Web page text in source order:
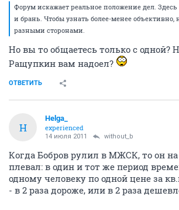
Форум искажает реальное положение дел.
и брань. Чтобы узнать более-менее объективно,
разными сторонами.
Но вы то общаетесь только с одной?
Ращупкин вам надоел?
ОТВЕТИТЬ
H
Helga_
experienced
14 июля 2011 without_b
Когда Бобров рулил в МЖСК, то он
плевал: в один и тот же период
одному человеку по одной цене за
- в 2 раза дороже, или в 2 раза